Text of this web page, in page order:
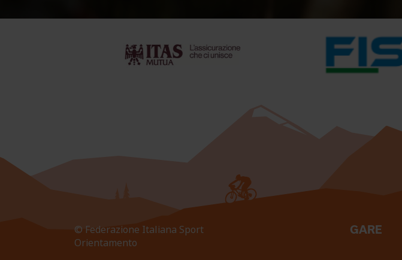
© Federazione Italiana Sport
Orientamento
GARE